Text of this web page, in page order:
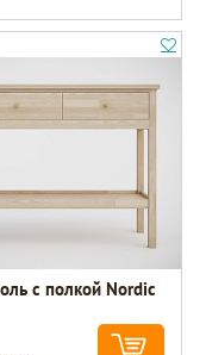
с полкой Nordic